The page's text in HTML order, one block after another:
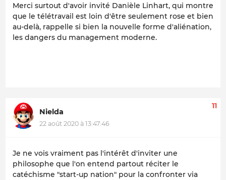
Merci surtout d'avoir invité Danièle Linhart, qui montre
que le télétravail est loin d'être seulement rose et bien
au-delà, rappelle si bien la nouvelle forme d'aliénation,
les dangers du management moderne.
Nielda
22 août 2020 à 13:47:46
11
Je ne vois vraiment pas l'intérêt d'inviter une
philosophe que l'on entend partout réciter le
catéchisme "start-up nation" pour la confronter via